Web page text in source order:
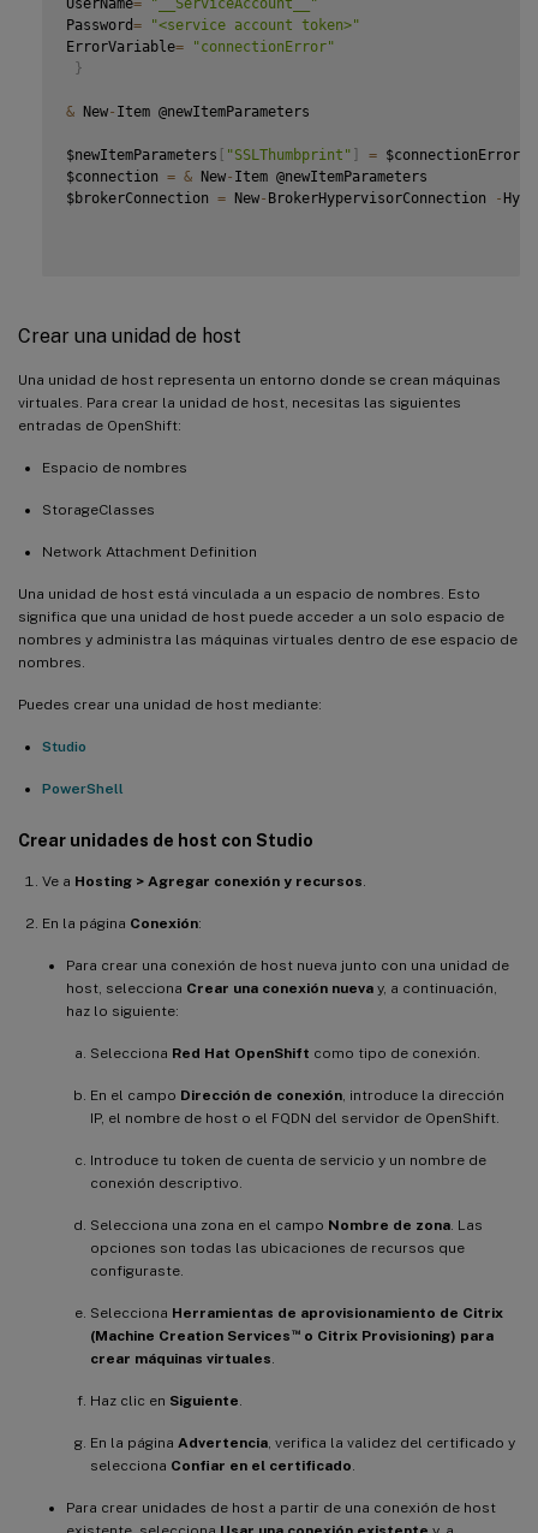
Password=
"<service account token>"
ErrorVariable=
"connectionError"
}
& New- Item @newItemParameters
$newItemParameters [ "SSLThumbprint" ] = $connectionError
$connection = & New- Item @newItemParameters
$brokerConnection = New- BrokerHypervisorConnection -
Crear una unidad de host
Una unidad de host representa un entorno donde se crean máquinas
virtuales. Para crear la unidad de host, necesitas las siguientes
entradas de OpenShift:
Espacio de nombres
StorageClasses
Network Attachment Definition
Una unidad de host está vinculada a un espacio de nombres. Esto
significa que una unidad de host puede acceder a un solo espacio de
nombres y administra las máquinas virtuales dentro de ese espacio de
nombres.
Puedes crear una unidad de host mediante:
Studio
PowerShell
Crear unidades de host con Studio
Ve a Hosting > Agregar conexión y recursos
En la página Conexión:
Para crear una conexión de host nueva junto con una unidad de
host, selecciona Crear una conexión nueva y, a continuación,
haz lo siguiente:
Selecciona Red Hat OpenShift como tipo de conexión.
En el campo Dirección de conexión , introduce la dirección
IP, el nombre de host o el FQDN del servidor de OpenShift.
Introduce tu token de cuenta de servicio y un nombre de
conexión descriptivo.
Selecciona una zona en el campo Nombre de zona . Las
opciones son todas las ubicaciones de recursos que
configuraste.
Selecciona Herramientas de aprovisionamiento de Citrix
(Machine Creation Services ™o Citrix Provisioning) para
crear máquinas virtuales
Haz clic en Siguiente
En la página Advertencia , verifica la validez del certificado y
selecciona Confiar en el certificado
Para crear unidades de host a partir de una conexión de host